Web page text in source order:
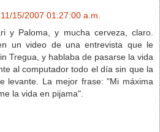
11/15/2007 01:27:00 a.m.
y Paloma, y mucha cerveza, claro.
un video de una entrevista que le
Tregua, y hablaba de pasarse la vida
al computador todo el día sin que la
levante. La mejor frase: "Mi máxima
la vida en pijama".